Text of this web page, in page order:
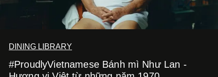
DINING LIBRARY
#ProudlyVietnamese Bánh mì Như Lan -